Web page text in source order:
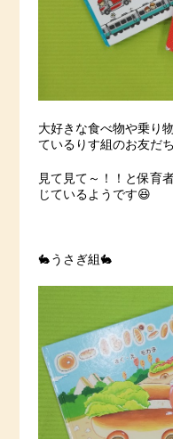
大好きな食べ物や乗り
ているりす組のお友だ
見て見て～！！と保育
じているようです😆
🐇うさぎ組🐇